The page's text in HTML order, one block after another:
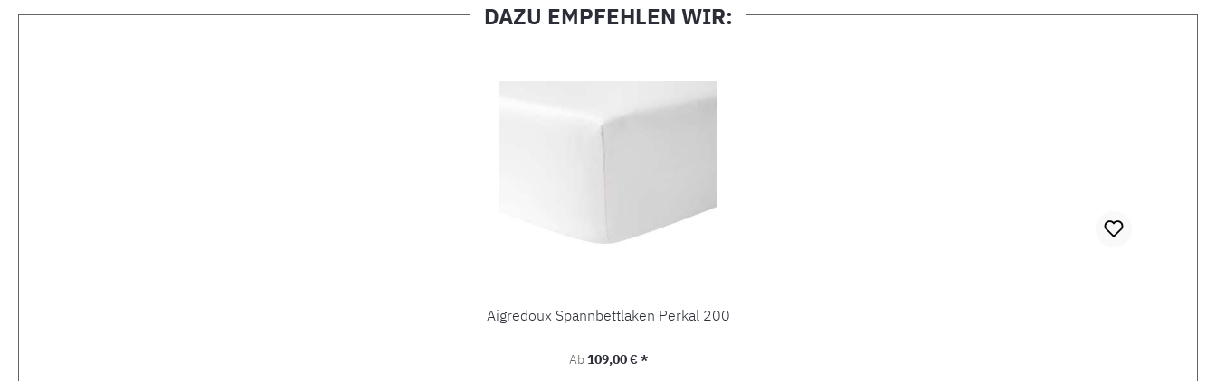
DAZU EMPFEHLEN WIR:
Aigredoux Spannbettlaken Perkal 200
Regulärer Preis:
Ab109,00 € *